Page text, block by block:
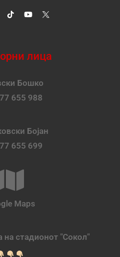
лица
Бошко
655 988
Бојан
655 699
Maps
на стадионот "Сокол"